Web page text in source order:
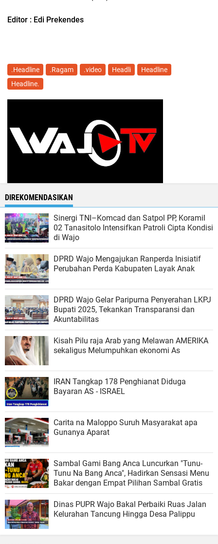
Editor : Edi Prekendes
.Headline .Ragam .video Headli
Headline
Headline.
DIREKOMENDASIKAN
Sinergi TNI–Komcad dan Satpol PP, Koramil
02 Tanasitolo Intensifkan Patroli Cipta Kondisi
di Wajo
DPRD Wajo Mengajukan Ranperda Inisiatif
Perubahan Perda Kabupaten Layak Anak
DPRD Wajo Gelar Paripurna Penyerahan LKPJ
Bupati 2025, Tekankan Transparansi dan
Akuntabilitas
Kisah Pilu raja Arab yang Melawan AMERIKA
sekaligus Melumpuhkan ekonomi As
IRAN Tangkap 178 Penghianat Diduga
Bayaran AS - ISRAEL
Carita na Maloppo Suruh Masyarakat apa
Gunanya Aparat
Sambal Gami Bang Anca Luncurkan "Tunu-
Tunu Na Bang Anca", Hadirkan Sensasi Menu
Bakar dengan Empat Pilihan Sambal Gratis
Dinas PUPR Wajo Bakal Perbaiki Ruas Jalan
Kelurahan Tancung Hingga Desa Palippu